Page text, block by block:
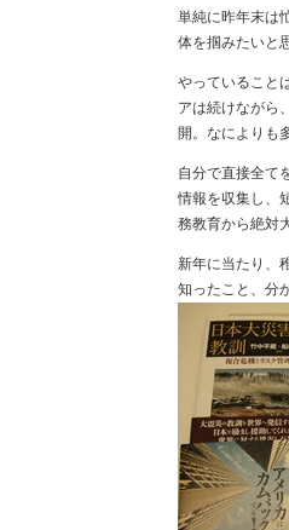
単純に昨年末は
体を掴みたいと
やっていること
アは続けながら
開。なによりも
自分で直接全て
情報を収集し、
務教育から絶対
新年に当たり、
知ったこと、分